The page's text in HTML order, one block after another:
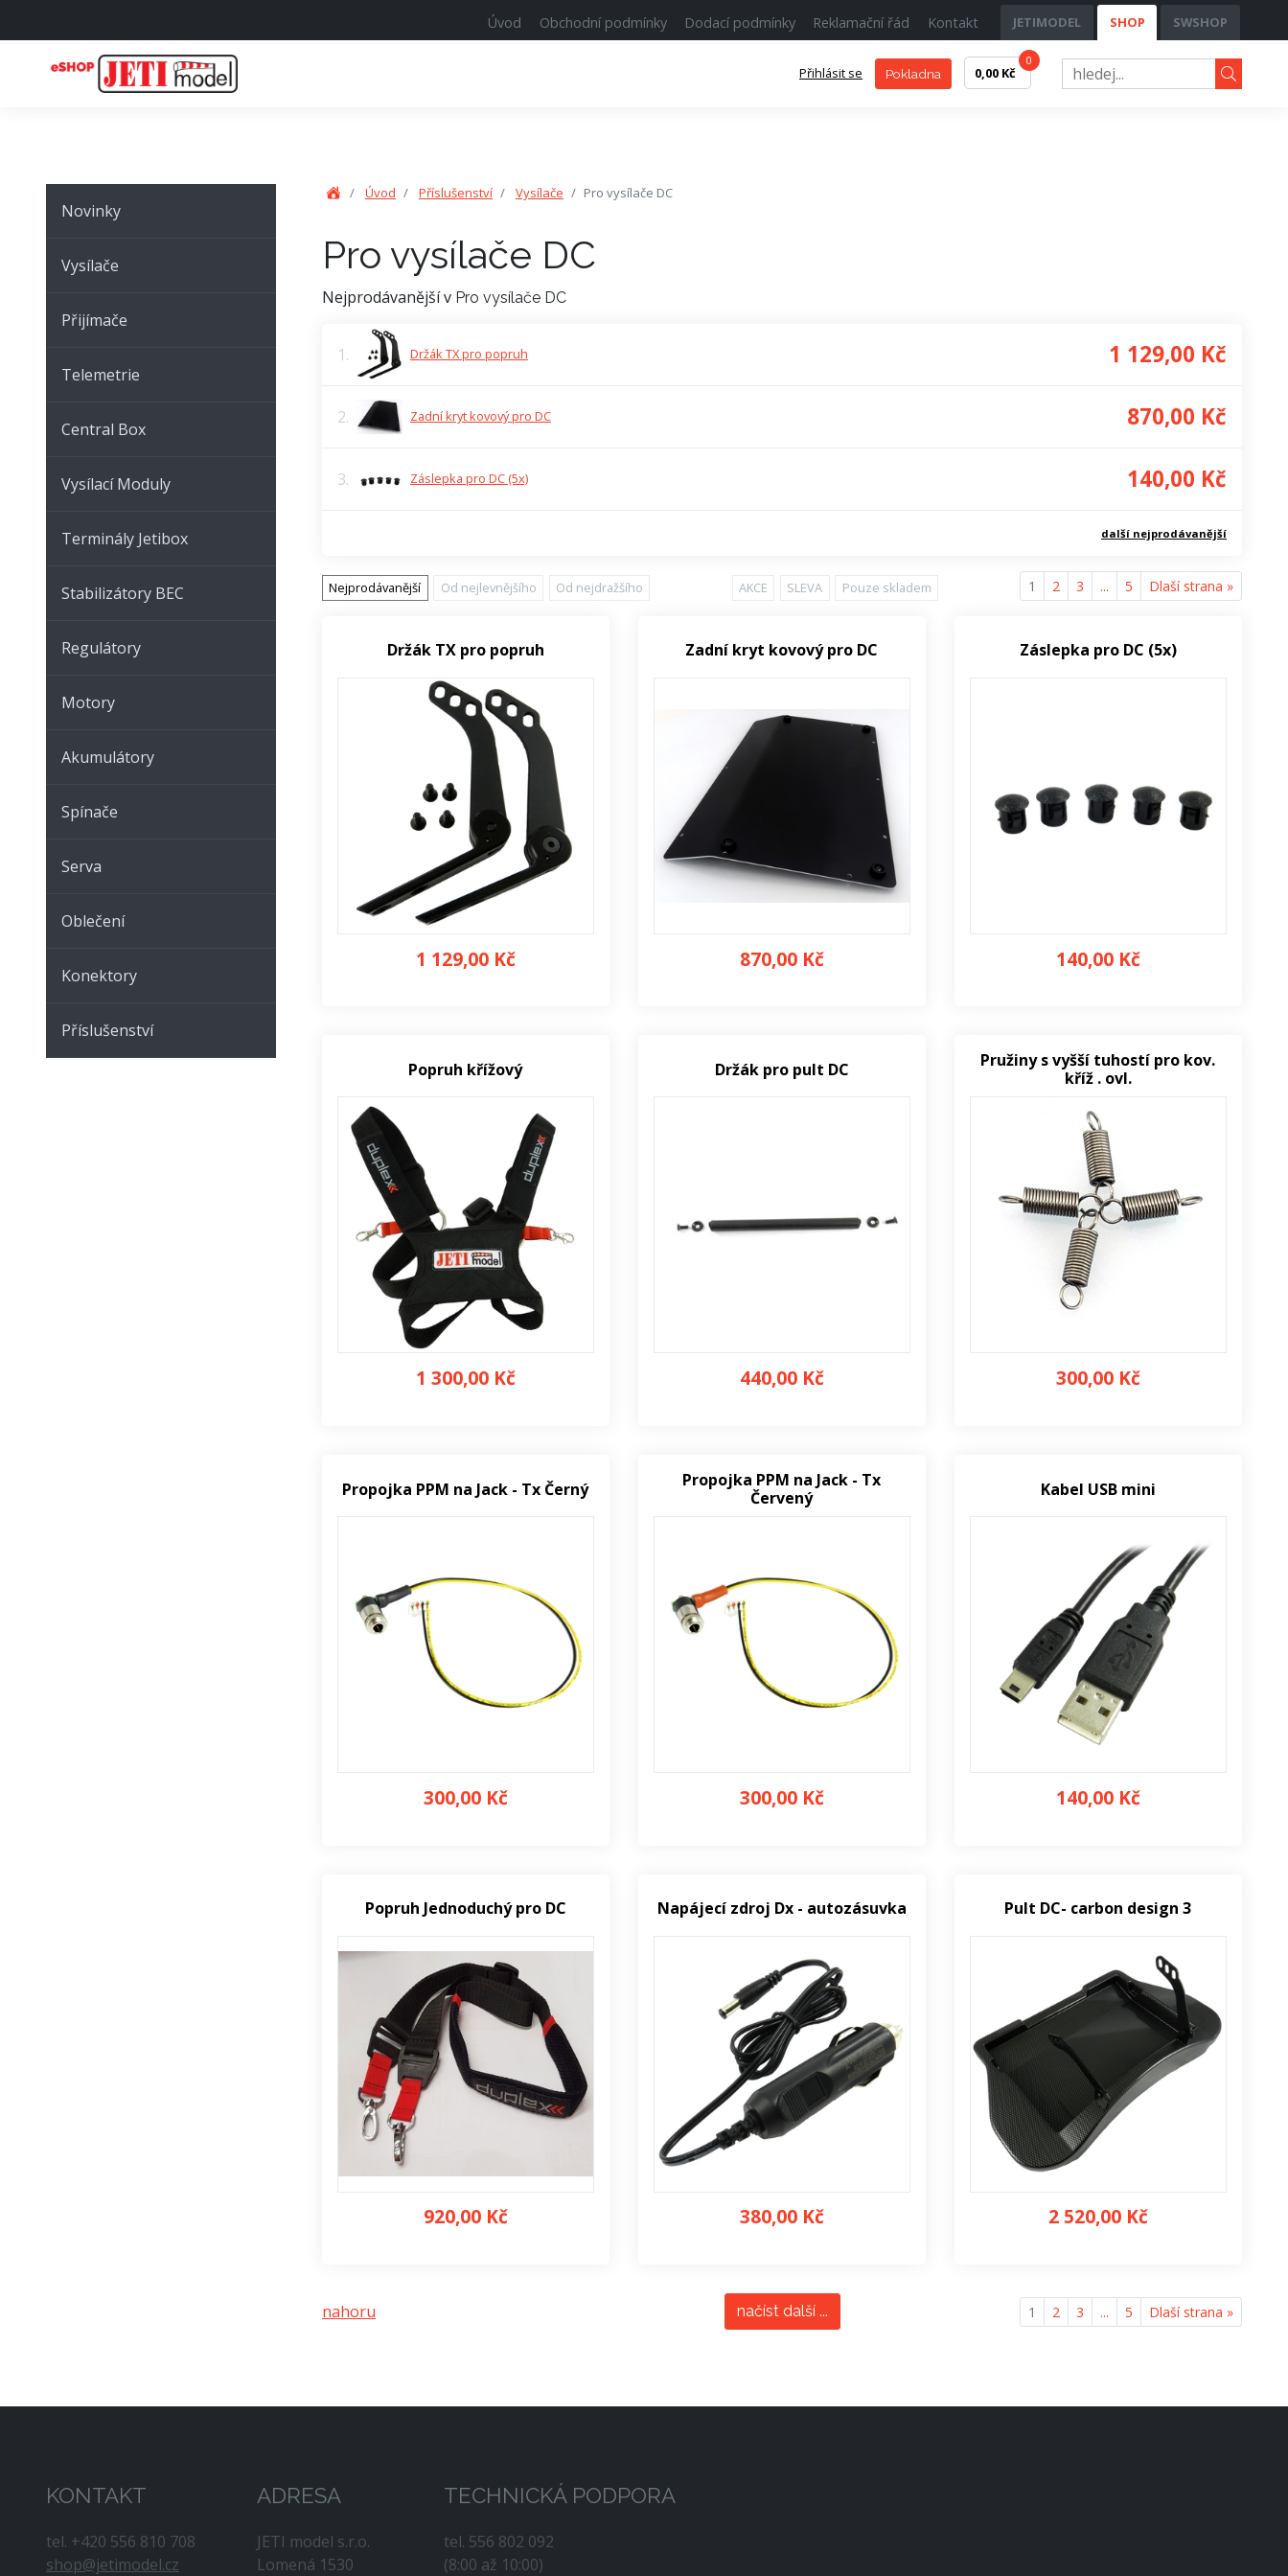
Úvod Obchodní podmínky Dodací podmínky Reklamační řád Kontakt JETIMODEL SHOP SWSHOP
Přihlásit se Pokladna 0,00 Kč
0
Novinky
Vysílače
Přijímače
Telemetrie
Central Box
Vysílací Moduly
Terminály Jetibox
Stabilizátory BEC
Regulátory
Motory
Akumulátory
Spínače
Serva
Oblečení
Konektory
Příslušenství
Úvod Příslušenství Vysílače Pro vysílače DC
Pro vysílače DC
Nejprodávanější v Pro vysílače DC
1. Držák TX pro popruh 1 129,00 Kč
2. Zadní kryt kovový pro DC 870,00 Kč
3. Záslepka pro DC (5x) 140,00 Kč
další nejprodávanější
Nejprodávanější Od nejlevnějšího Od nejdražšího AKCE SLEVA Pouze skladem 1 2 3 ... 5 Dlaší strana »
Držák TX pro popruh
1 129,00 Kč
Zadní kryt kovový pro DC
870,00 Kč
Záslepka pro DC (5x)
140,00 Kč
Popruh křížový
1 300,00 Kč
Držák pro pult DC
440,00 Kč
Pružiny s vyšší tuhostí pro kov.
kříž . ovl.
300,00 Kč
Propojka PPM na Jack - Tx Černý
300,00 Kč
Propojka PPM na Jack - Tx
Červený
300,00 Kč
Kabel USB mini
140,00 Kč
Popruh Jednoduchý pro DC
920,00 Kč
Napájecí zdroj Dx - autozásuvka
380,00 Kč
Pult DC- carbon design 3
2 520,00 Kč
nahoru načíst další ... 1 2 3 ... 5 Dlaší strana »
KONTAKT
tel. +420 556 810 708
shop@jetimodel.cz
ADRESA
JETI model s.r.o.
Lomená 1530
TECHNICKÁ PODPORA
tel. 556 802 092
(8:00 až 10:00)